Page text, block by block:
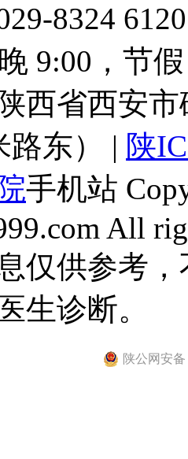
8324
9:00，节
西省西安
路东） | 陕
手机站
All
仅供参考
生诊断。
陕公网安备